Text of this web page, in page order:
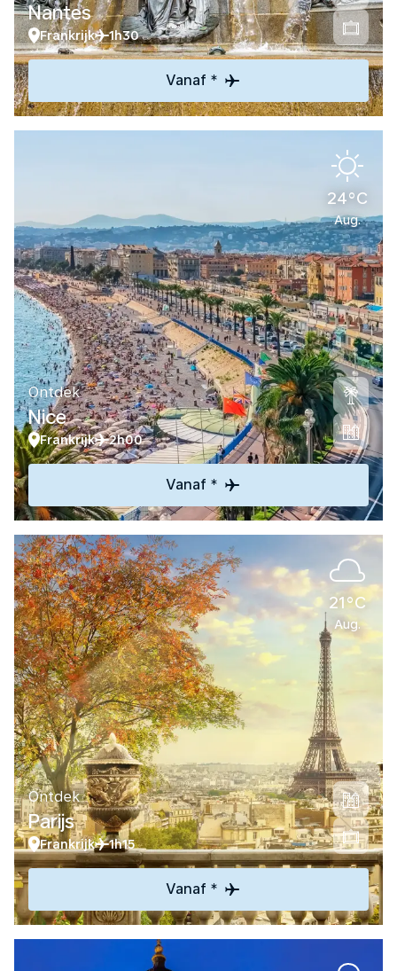
Nantes
Frankrijk 1h30
Vanaf *
24°C
Aug.
Ontdek
Nice
Frankrijk 2h00
Vanaf *
21°C
Aug.
Ontdek
Parijs
Frankrijk 1h15
Vanaf *